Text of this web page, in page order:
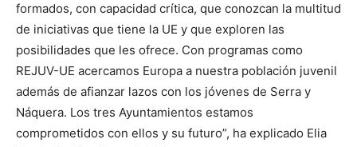
formados, con capacidad crítica, que conozcan la multitud
de iniciativas que tiene la UE y que exploren las
posibilidades que les ofrece. Con programas como
REJUV-UE acercamos Europa a nuestra población juvenil
además de afianzar lazos con los jóvenes de Serra y
Náquera. Los tres Ayuntamientos estamos
comprometidos con ellos y su futuro”, ha explicado Elia